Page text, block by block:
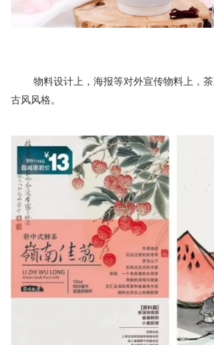
物料设计上，海报等对外宣传物料上，茶
古风风格。